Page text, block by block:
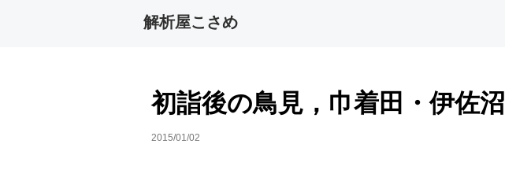
解析屋こさめ
初詣後の鳥見，巾着田・伊佐沼
2015/01/02